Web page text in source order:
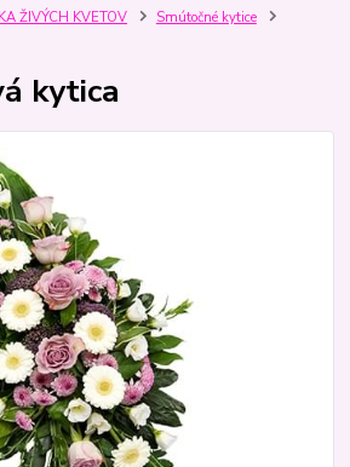
ŽIVÝCH KVETOV
Smútočné kytice
kytica